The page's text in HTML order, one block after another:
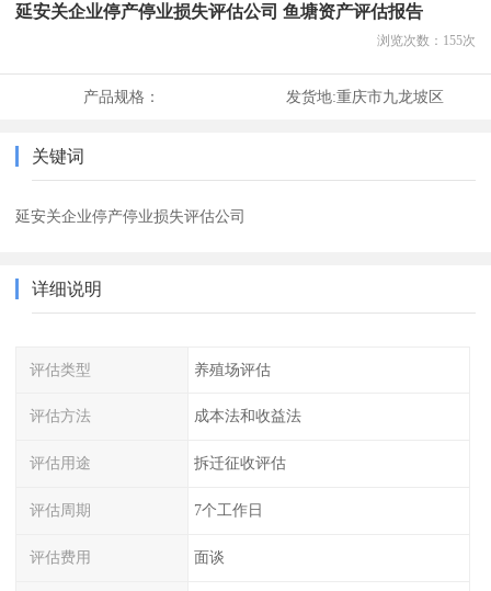
延安关企业停产停业损失评估公司 鱼塘资产评估报告
浏览次数： 155次
产品规格： 发货地:重庆市九龙坡区
关键词
延安关企业停产停业损失评估公司
详细说明
评估类型 养殖场评估
评估方法 成本法和收益法
评估用途 拆迁征收评估
评估周期 7个工作日
评估费用 面谈